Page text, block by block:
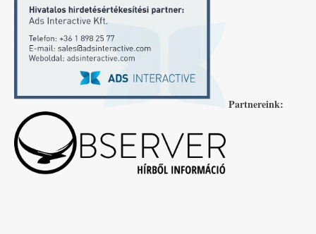
Partnereink: